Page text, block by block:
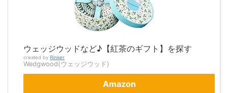
ウェッジウッドなど♪【紅茶のギフト】を探す
created by Rinker
Wedgwood(ウェッジウッド)
Amazon